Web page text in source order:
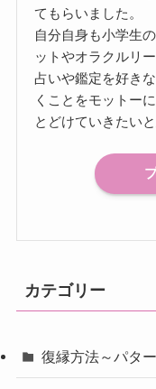
てもらいました。
自分自身も小学生
ットやオラクルリ
占いや鑑定を好き
くことをモットー
とどけていきたい
カテゴリー
復縁方法～パタ